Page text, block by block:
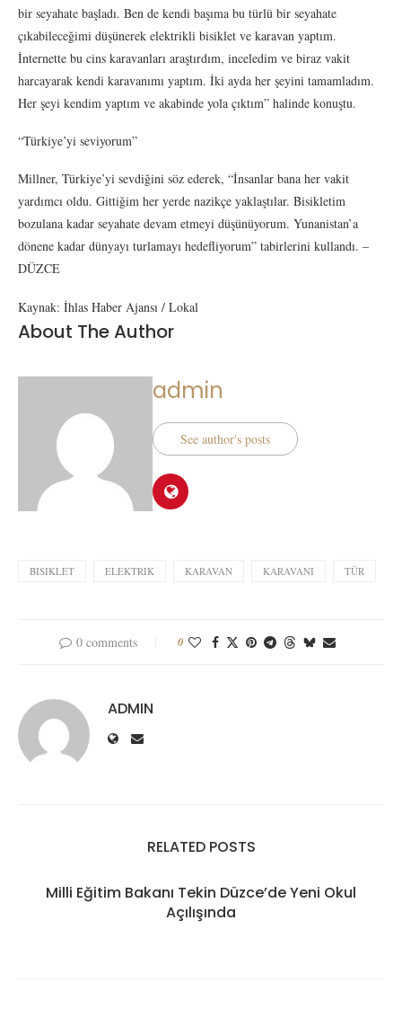
bir seyahate başladı. Ben de kendi başıma bu türlü bir seyahate
çıkabileceğimi düşünerek elektrikli bisiklet ve karavan yaptım.
İnternette bu cins karavanları araştırdım, inceledim ve biraz vakit
harcayarak kendi karavanımı yaptım. İki ayda her şeyini tamamladım.
Her şeyi kendim yaptım ve akabinde yola çıktım” halinde konuştu.
“Türkiye’yi seviyorum”
Millner, Türkiye’yi sevdiğini söz ederek, “İnsanlar bana her vakit
yardımcı oldu. Gittiğim her yerde nazikçe yaklaştılar. Bisikletim
bozulana kadar seyahate devam etmeyi düşünüyorum. Yunanistan’a
dönene kadar dünyayı turlamayı hedefliyorum” tabirlerini kullandı. –
DÜZCE
Kaynak: İhlas Haber Ajansı / Lokal
About The Author
admin
See author's posts
BISIKLET ELEKTRIK KARAVAN KARAVANI TÜR
0 comments 0
ADMIN
RELATED POSTS
Milli Eğitim Bakanı Tekin Düzce’de Yeni Okul
Açılışında